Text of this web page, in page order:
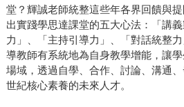
堂？輝誠老師統整這些年各界回饋與
出實踐學思達課堂的五大心法：「講
力」、「主持引導力」、「對話統整
導教師有系統地為自身教學增能，讓
場域，透過自學、合作、討論、溝通
世紀核心素養的未來人才。